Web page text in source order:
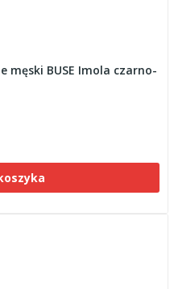
męski BUSE Imola czarno-